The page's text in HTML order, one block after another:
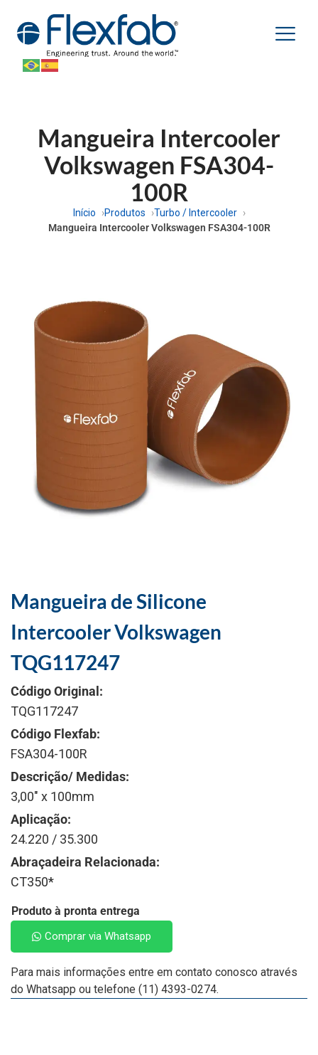
Mangueira Intercooler
Volkswagen FSA304-
100R
Início Produtos
Turbo / Intercooler
Mangueira Intercooler Volkswagen FSA304-100R
Mangueira de Silicone
Intercooler Volkswagen
TQG117247
Código Original:
TQG117247
Código Flexfab:
FSA304-100R
Descrição/ Medidas:
3,00" x 100mm
Aplicação:
24.220 / 35.300
Abraçadeira Relacionada:
CT350*
Produto à pronta entrega
Comprar via Whatsapp
Para mais informações entre em contato conosco através
do Whatsapp ou telefone (11) 4393-0274.